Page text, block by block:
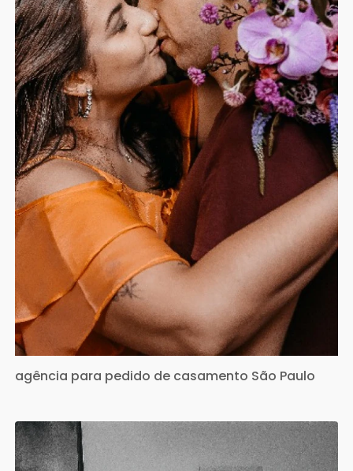
agência para pedido de casamento São Paulo